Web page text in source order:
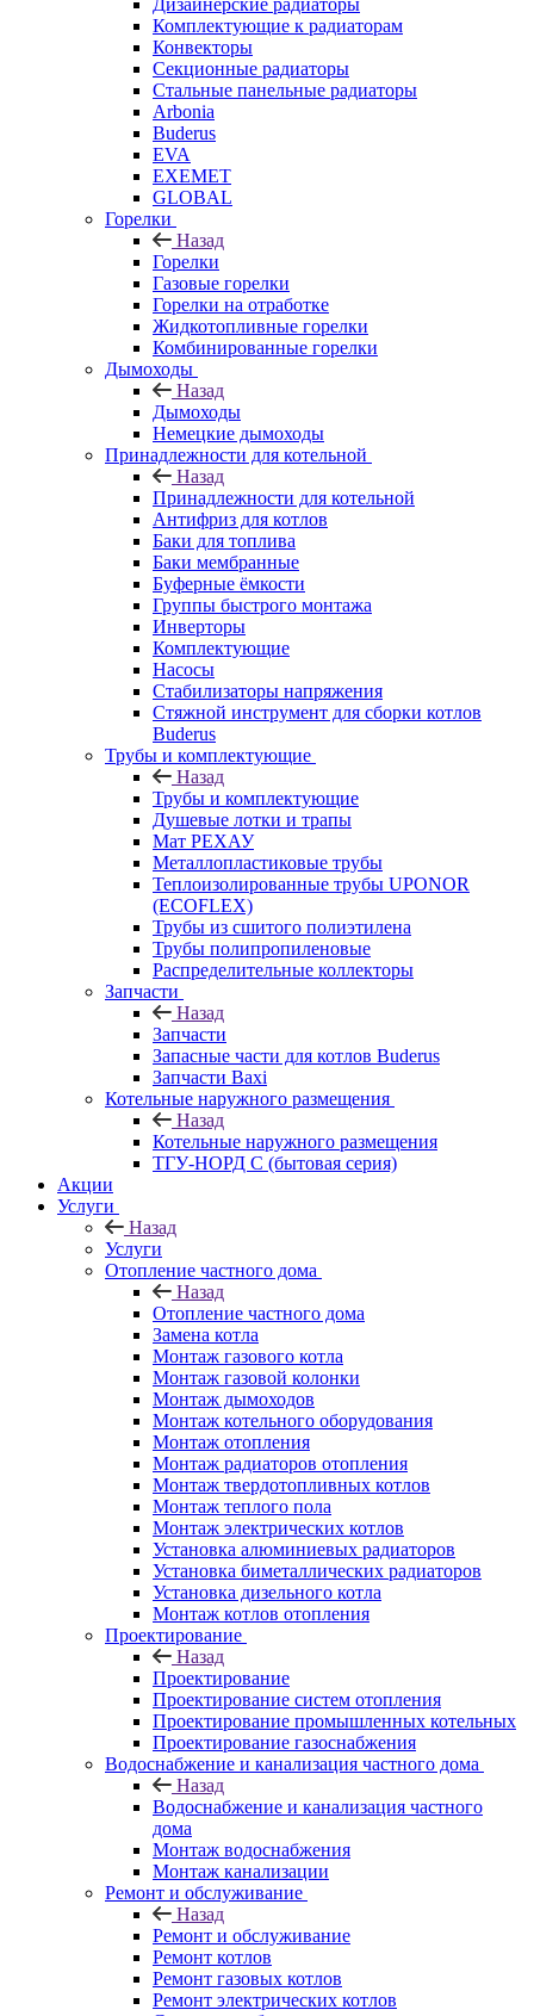
Дизайнерские радиаторы
Комплектующие к радиаторам
Конвекторы
Секционные радиаторы
Стальные панельные радиаторы
Arbonia
Buderus
EVA
EXEMET
GLOBAL
Горелки
Назад
Горелки
Газовые горелки
Горелки на отработке
Жидкотопливные горелки
Комбинированные горелки
Дымоходы
Назад
Дымоходы
Немецкие дымоходы
Принадлежности для котельной
Назад
Принадлежности для котельной
Антифриз для котлов
Баки для топлива
Баки мембранные
Буферные ёмкости
Группы быстрого монтажа
Инверторы
Комплектующие
Насосы
Стабилизаторы напряжения
Стяжной инструмент для сборки котлов
Buderus
Трубы и комплектующие
Назад
Трубы и комплектующие
Душевые лотки и трапы
Мат РЕХАУ
Металлопластиковые трубы
Теплоизолированные трубы UPONOR
(ECOFLEX)
Трубы из сшитого полиэтилена
Трубы полипропиленовые
Распределительные коллекторы
Запчасти
Назад
Запчасти
Запасные части для котлов Buderus
Запчасти Baxi
Котельные наружного размещения
Назад
Котельные наружного размещения
ТГУ-НОРД С (бытовая серия)
Акции
Услуги
Назад
Услуги
Отопление частного дома
Назад
Отопление частного дома
Замена котла
Монтаж газового котла
Монтаж газовой колонки
Монтаж дымоходов
Монтаж котельного оборудования
Монтаж отопления
Монтаж радиаторов отопления
Монтаж твердотопливных котлов
Монтаж теплого пола
Монтаж электрических котлов
Установка алюминиевых радиаторов
Установка биметаллических радиаторов
Установка дизельного котла
Монтаж котлов отопления
Проектирование
Назад
Проектирование
Проектирование систем отопления
Проектирование промышленных котельных
Проектирование газоснабжения
Водоснабжение и канализация частного дома
Назад
Водоснабжение и канализация частного
дома
Монтаж водоснабжения
Монтаж канализации
Ремонт и обслуживание
Назад
Ремонт и обслуживание
Ремонт котлов
Ремонт газовых котлов
Ремонт электрических котлов